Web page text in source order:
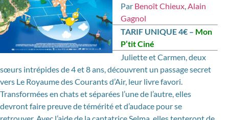
Par Benoît Chieux,Alain
Gagnol
TARIF UNIQUE 4€ – Mon
P’tit Ciné
Juliette et Carmen, deux
sœurs intrépides de 4 et 8 ans, découvrent un passage secret
vers Le Royaume des Courants d’Air, leur livre favori.
Transformées en chats et séparées l’une de l’autre, elles
devront faire preuve de témérité et d’audace pour se